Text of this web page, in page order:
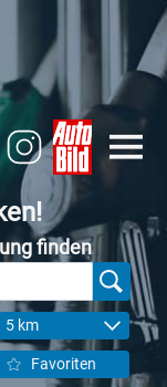
finden
5 km
Favoriten